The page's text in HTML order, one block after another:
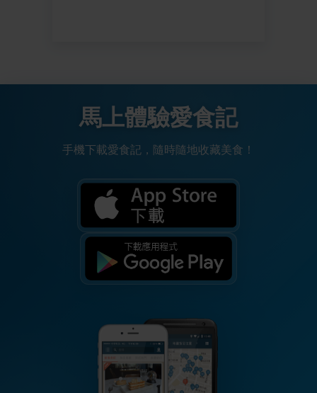
馬上體驗愛食記
手機下載愛食記，隨時隨地收藏美食！